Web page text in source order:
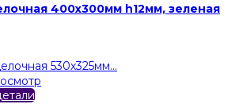
400х300мм h12мм, зеленая